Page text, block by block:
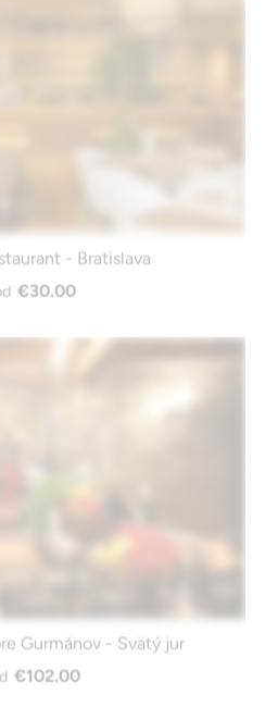
- Bratislava
€30.00
Gurmánov - Svätý jur
€102.00